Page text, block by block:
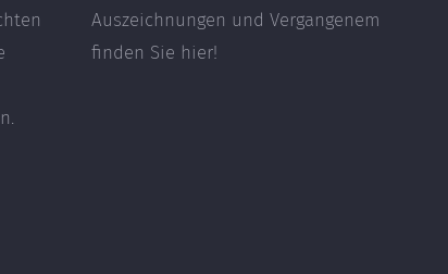
Auszeichnungen und Vergangenem
finden Sie hier!